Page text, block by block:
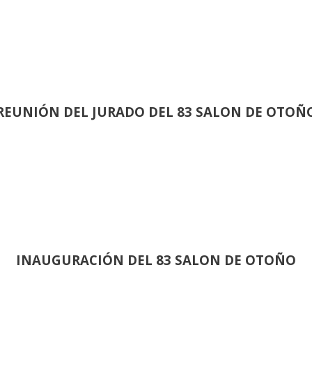
DEL JURADO DEL 83 SALON DE
INAUGURACIÓN DEL 83 SALON DE OTOÑO